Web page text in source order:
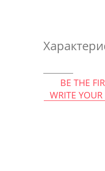
BE THE
WRITE YOUR